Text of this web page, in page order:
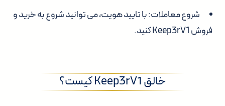
شروع معاملات:با تایید هویت، می توانید شروع به خرید و
فروش Keep3rV1 کنید.
خالق Keep3rV1 کیست؟